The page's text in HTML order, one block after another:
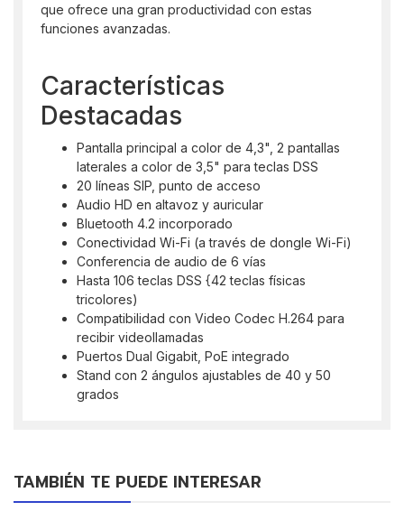
que ofrece una gran productividad con estas
funciones avanzadas.
Características
Destacadas
Pantalla principal a color de 4,3", 2 pantallas
laterales a color de 3,5" para teclas DSS
20 líneas SIP, punto de acceso
Audio HD en altavoz y auricular
Bluetooth 4.2 incorporado
Conectividad Wi-Fi (a través de dongle Wi-Fi)
Conferencia de audio de 6 vías
Hasta 106 teclas DSS {42 teclas físicas
tricolores)
Compatibilidad con Video Codec H.264 para
recibir videollamadas
Puertos Dual Gigabit, PoE integrado
Stand con 2 ángulos ajustables de 40 y 50
grados
TAMBIÉN TE PUEDE INTERESAR